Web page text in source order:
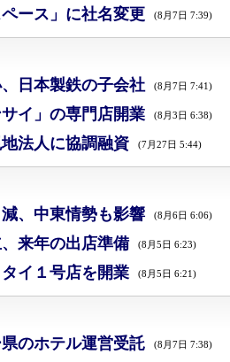
ース」に社名変更 (8月7日 7:39)
日本製鉄の子会社 (8月7日 7:41)
イ」の専門店開業 (8月3日 6:38)
法人に協調融資 (7月27日 5:44)
、中東情勢も影響 (8月6日 6:06)
来年の出店準備 (8月5日 6:23)
イ１号店を開業 (8月5日 6:21)
のホテル運営受託 (8月7日 7:38)